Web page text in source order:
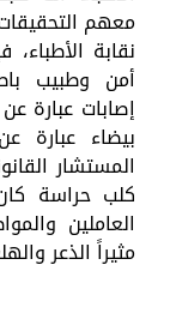
معهم
نقابة
أمن وطبيب
إصابات عبارة
بيضاء عبارة
المستشار
كلب حراسة
العاملين
مثيراً الذعر